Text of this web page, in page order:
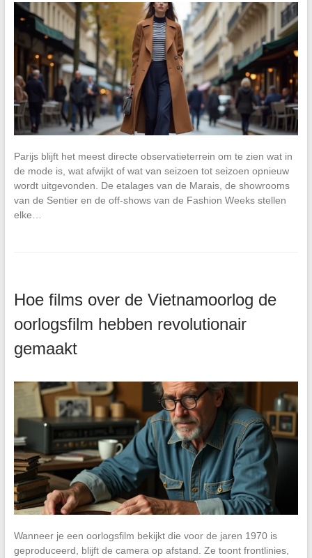
Parijs blijft het meest directe observatieterrein om te zien wat in
de mode is, wat afwijkt of wat van seizoen tot seizoen opnieuw
wordt uitgevonden. De etalages van de Marais, de showrooms
van de Sentier en de off-shows van de Fashion Weeks stellen
elke…
Hoe films over de Vietnamoorlog de
oorlogsfilm hebben revolutionair
gemaakt
Wanneer je een oorlogsfilm bekijkt die voor de jaren 1970 is
geproduceerd, blijft de camera op afstand. Ze toont frontlinies,